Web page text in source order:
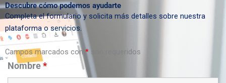
Descubre cómo podemos ayudarte
Completa el formulario y solicita más detalles sobre nuestra
plataforma o servicios.
Campos marcados con * son requeridos
Nombre*